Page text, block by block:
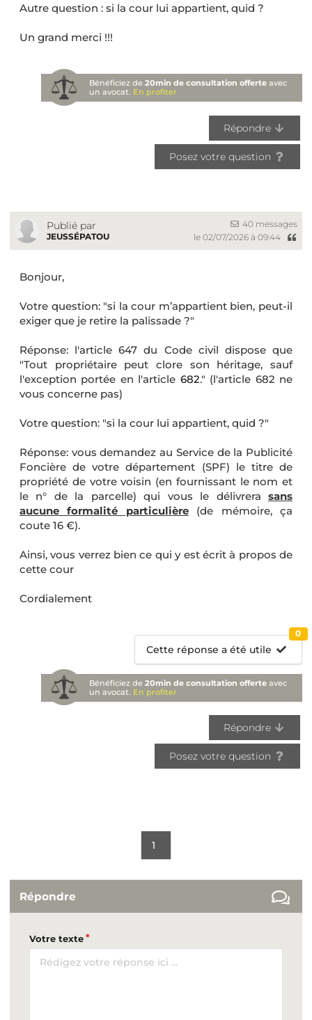
Autre question : si la cour lui appartient, quid ?
Un grand merci !!!
Bénéficiez de20min de consultation offerte avec
un avocat. En profiter
Répondre
Posez votre question
Publié par
JEUSSÉPATOU
40 messages
le 02/07/2026 à 09:44
Bonjour,
Votre question: "si la cour m’appartient bien, peut-il
exiger que je retire la palissade ?"
Réponse: l'article 647 du Code civil dispose que
"Tout propriétaire peut clore son héritage, sauf
l'exception portée en l'article 682." (l'article 682 ne
vous concerne pas)
Votre question: "si la cour lui appartient, quid ?"
Réponse: vous demandez au Service de la Publicité
Foncière de votre département (SPF) le titre de
propriété de votre voisin (en fournissant le nom et
le n° de la parcelle) qui vous le délivrera sans
aucune formalité particulière(de mémoire, ça
coute 16 €).
Ainsi, vous verrez bien ce qui y est écrit à propos de
cette cour
Cordialement
Cette réponse a été utile
0
Bénéficiez de20min de consultation offerte avec
un avocat. En profiter
Répondre
Posez votre question
1
Répondre
Votre texte